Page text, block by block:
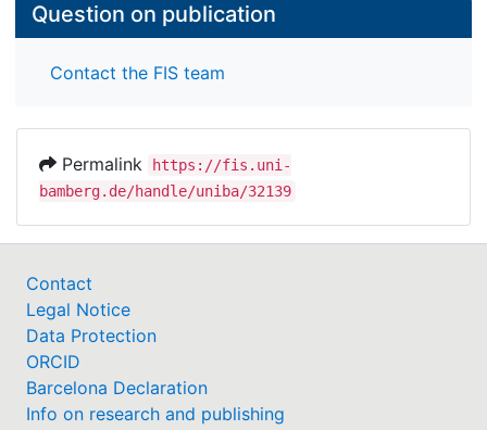
Question on publication
Contact the FIS team
Permalink
https://fis.uni-
bamberg.de/handle/uniba/32139
Contact
Legal Notice
Data Protection
ORCID
Barcelona Declaration
Info on research and publishing